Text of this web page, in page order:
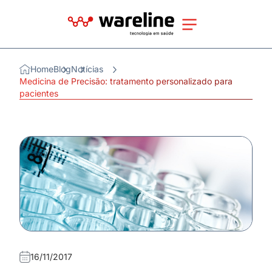
HomeBlogNotícias
Medicina de Precisão: tratamento personalizado para
pacientes
16/11/2017